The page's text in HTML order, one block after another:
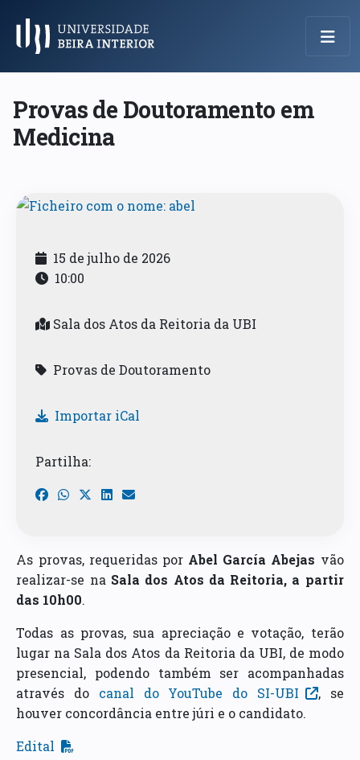
Menu Principal
Provas de Doutoramento em
Medicina
15 de julho de 2026
10:00
Sala dos Atos da Reitoria da UBI
Provas de Doutoramento
Importar iCal
Partilha:
As provas, requeridas por Abel García Abejas vão
realizar-se na Sala dos Atos da Reitoria, a partir
das 10h00.
Todas as provas, sua apreciação e votação, terão
lugar na Sala dos Atos da Reitoria da UBI, de modo
presencial, podendo também ser acompanhadas
através do canal do YouTube do SI-UBI
, se
houver concordância entre júri e o candidato.
Edital